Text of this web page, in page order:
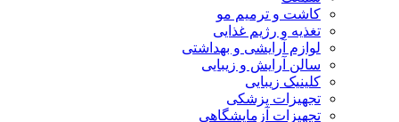
کاشت و ترمیم مو
تغذیه و رژیم غذایی
لوازم آرایشی و بهداشتی
سالن آرایش و زیبایی
کلینیک زیبایی
تجهیزات پزشکی
تجهیزات آزمایشگاهی